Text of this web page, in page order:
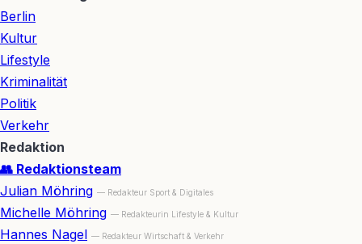
Berlin
Kultur
Lifestyle
Kriminalität
Politik
Verkehr
Redaktion
👥 Redaktionsteam
Julian Möhring — Redakteur Sport & Digitales
Michelle Möhring — Redakteurin Lifestyle & Kultur
Hannes Nagel — Redakteur Wirtschaft & Verkehr